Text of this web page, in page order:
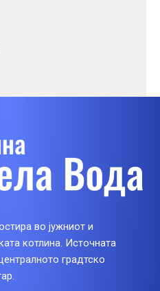
во јужниот и
котлина. Источната
градтско